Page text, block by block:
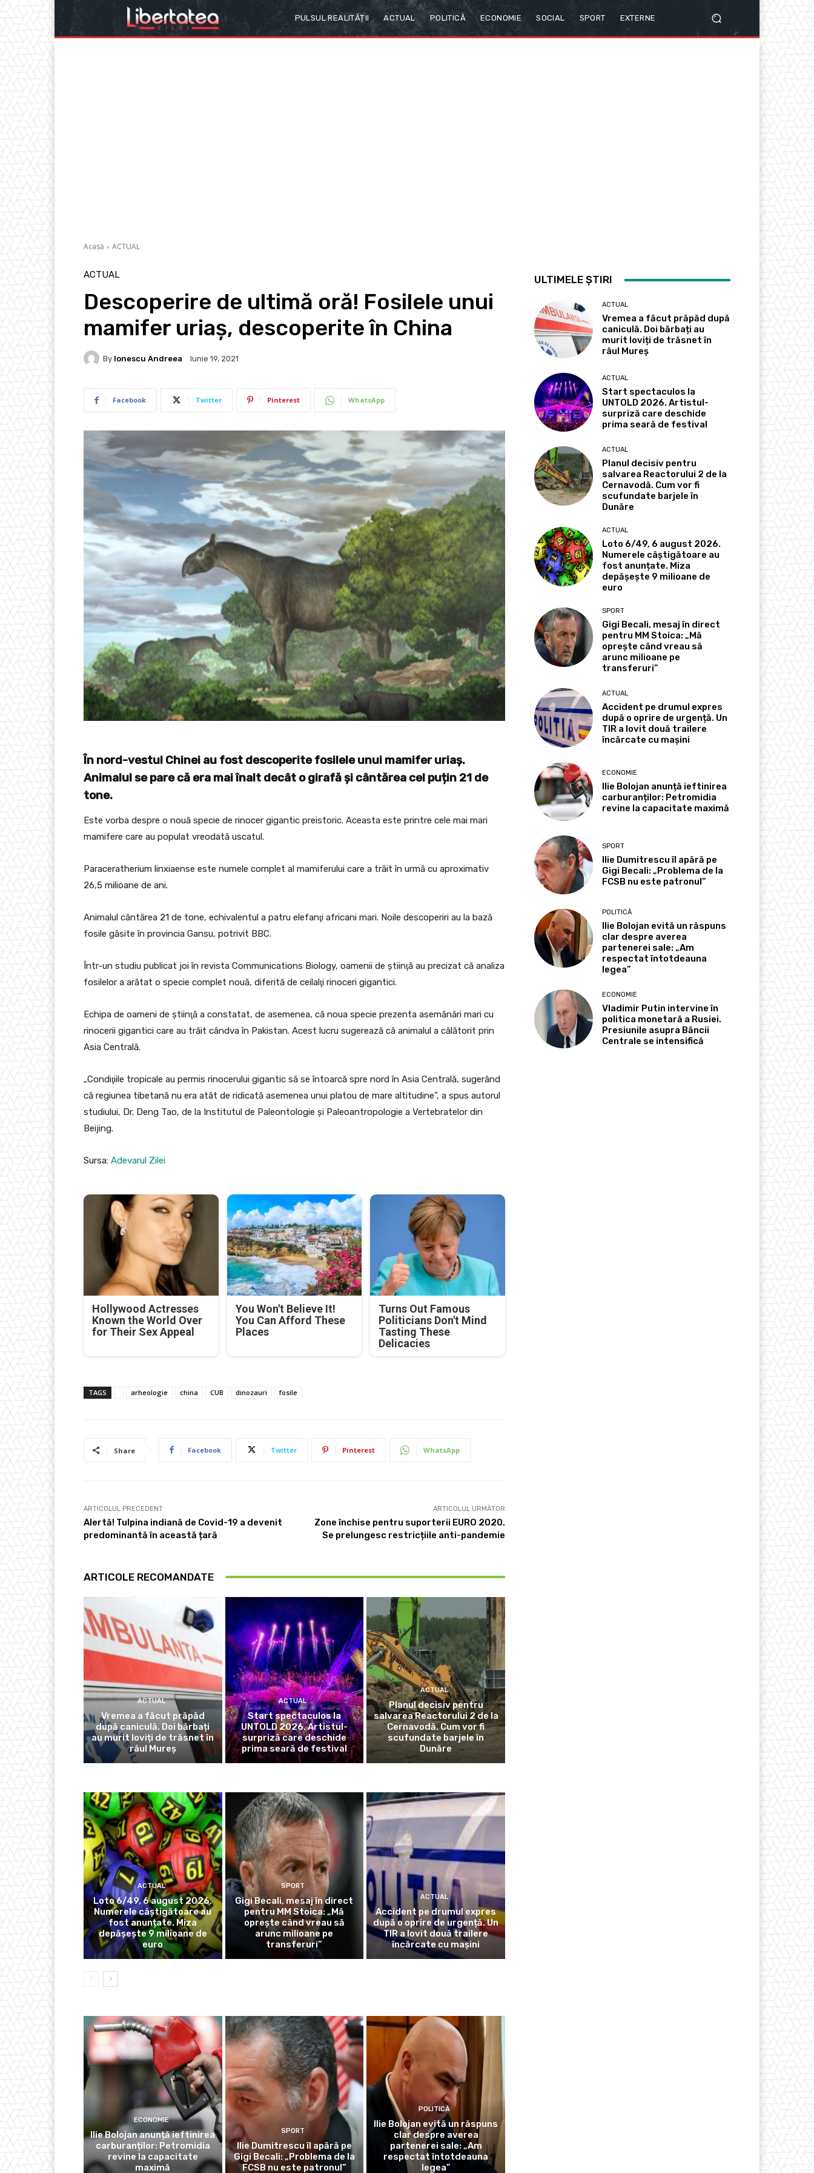
PULSUL REALITĂȚII ACTUAL POLITICĂ ECONOMIE SOCIAL SPORT EXTERNE
Acasă ACTUAL
ACTUAL
Descoperire de ultimă oră! Fosilele unui
mamifer uriaș, descoperite în China
By Ionescu Andreea Iunie 19, 2021
Facebook Twitter Pinterest WhatsApp
În nord-vestul Chinei au fost descoperite fosilele unui mamifer uriaș.
Animalul se pare că era mai înalt decât o girafă și cântărea cel puțin 21 de
tone.
Este vorba despre o nouă specie de rinocer gigantic preistoric. Aceasta este printre cele mai mari
mamifere care au populat vreodată uscatul.
Paraceratherium linxiaense este numele complet al mamiferului care a trăit în urmă cu aproximativ
26,5 milioane de ani.
Animalul cântărea 21 de tone, echivalentul a patru elefanţi africani mari. Noile descoperiri au la bază
fosile găsite în provincia Gansu, potrivit BBC.
Într-un studiu publicat joi în revista Communications Biology, oamenii de ştiinţă au precizat că analiza
fosilelor a arătat o specie complet nouă, diferită de ceilalţi rinoceri gigantici.
Echipa de oameni de ştiinţă a constatat, de asemenea, că noua specie prezenta asemănări mari cu
rinocerii gigantici care au trăit cândva în Pakistan. Acest lucru sugerează că animalul a călătorit prin
Asia Centrală.
„Condiţiile tropicale au permis rinocerului gigantic să se întoarcă spre nord în Asia Centrală, sugerând
că regiunea tibetană nu era atât de ridicată asemenea unui platou de mare altitudine”, a spus autorul
studiului, Dr. Deng Tao, de la Institutul de Paleontologie şi Paleoantropologie a Vertebratelor din
Beijing.
Sursa: Adevarul Zilei
Hollywood Actresses
Known the World Over
for Their Sex Appeal
You Won't Believe It!
You Can Afford These
Places
Turns Out Famous
Politicians Don't Mind
Tasting These
Delicacies
TAGS arheologie china CUB dinozauri fosile
Share Facebook Twitter Pinterest WhatsApp
ARTICOLUL PRECEDENT
Alertă! Tulpina indiană de Covid-19 a devenit
predominantă în această țară
ARTICOLUL URMĂTOR
Zone închise pentru suporterii EURO 2020.
Se prelungesc restricțiile anti-pandemie
ARTICOLE RECOMANDATE
ACTUAL
Vremea a făcut prăpăd
după caniculă. Doi bărbați
au murit loviți de trăsnet în
râul Mureș
ACTUAL
Start spectaculos la
UNTOLD 2026. Artistul-
surpriză care deschide
prima seară de festival
ACTUAL
Planul decisiv pentru
salvarea Reactorului 2 de la
Cernavodă. Cum vor fi
scufundate barjele în
Dunăre
ACTUAL
Loto 6/49, 6 august 2026.
Numerele câștigătoare au
fost anunțate. Miza
depășește 9 milioane de
euro
SPORT
Gigi Becali, mesaj în direct
pentru MM Stoica: „Mă
oprește când vreau să
arunc milioane pe
transferuri”
ACTUAL
Accident pe drumul expres
după o oprire de urgență. Un
TIR a lovit două trailere
încărcate cu mașini
ECONOMIE
Ilie Bolojan anunță ieftinirea
carburanților: Petromidia
revine la capacitate
maximă
SPORT
Ilie Dumitrescu îl apără pe
Gigi Becali: „Problema de la
FCSB nu este patronul”
POLITICĂ
Ilie Bolojan evită un răspuns
clar despre averea
partenerei sale: „Am
respectat întotdeauna
legea”
ULTIMELE ȘTIRI
ACTUAL
Vremea a făcut prăpăd după
caniculă. Doi bărbați au
murit loviți de trăsnet în
râul Mureș
ACTUAL
Start spectaculos la
UNTOLD 2026. Artistul-
surpriză care deschide
prima seară de festival
ACTUAL
Planul decisiv pentru
salvarea Reactorului 2 de la
Cernavodă. Cum vor fi
scufundate barjele în
Dunăre
ACTUAL
Loto 6/49, 6 august 2026.
Numerele câștigătoare au
fost anunțate. Miza
depășește 9 milioane de
euro
SPORT
Gigi Becali, mesaj în direct
pentru MM Stoica: „Mă
oprește când vreau să
arunc milioane pe
transferuri”
ACTUAL
Accident pe drumul expres
după o oprire de urgență. Un
TIR a lovit două trailere
încărcate cu mașini
ECONOMIE
Ilie Bolojan anunță ieftinirea
carburanților: Petromidia
revine la capacitate maximă
SPORT
Ilie Dumitrescu îl apără pe
Gigi Becali: „Problema de la
FCSB nu este patronul”
POLITICĂ
Ilie Bolojan evită un răspuns
clar despre averea
partenerei sale: „Am
respectat întotdeauna
legea”
ECONOMIE
Vladimir Putin intervine în
politica monetară a Rusiei.
Presiunile asupra Băncii
Centrale se intensifică